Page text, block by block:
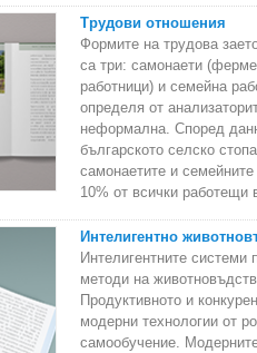
Трудови отношения
Формите на трудова
са три: самонаети
работници) и семейна
определя от
неформална. Според
българското селско
самонаетите и
10% от всички работещи
Интелигентно
Интелигентните системи
методи на
Продуктивното и
модерни технологии от
самообучение.